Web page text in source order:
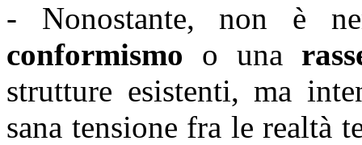
- Nonostante, non è
conformismo o una
strutture esistenti, ma
sana tensione fra le realtà